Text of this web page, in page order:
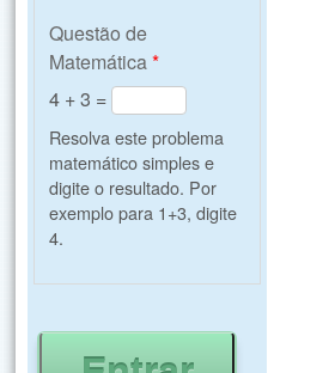
Questão de
Matemática*
4 + 3 =
Resolva este problema
matemático simples e
digite o resultado. Por
exemplo para 1+3, digite
4.